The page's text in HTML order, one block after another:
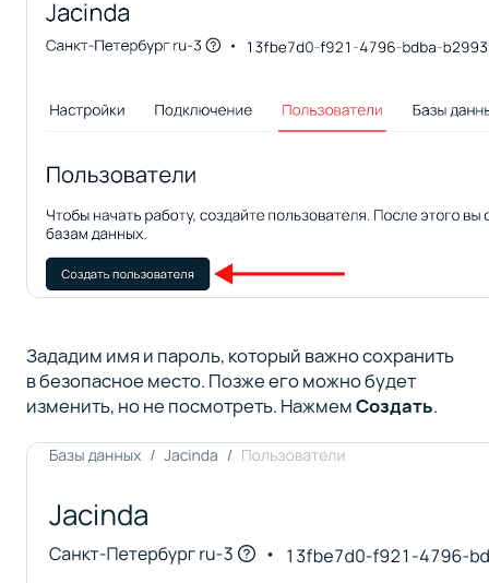
Зададим имя и пароль, который важно сохранить
в безопасное место. Позже его можно будет
изменить, но не посмотреть. НажмемСоздать.